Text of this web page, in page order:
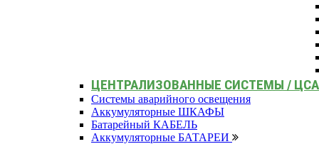
ЦЕНТРАЛИЗОВАННЫЕ СИСТЕМЫ /
Системы аварийного освещения
Аккумуляторные ШКАФЫ
Батарейный КАБЕЛЬ
Аккумуляторные БАТАРЕИ